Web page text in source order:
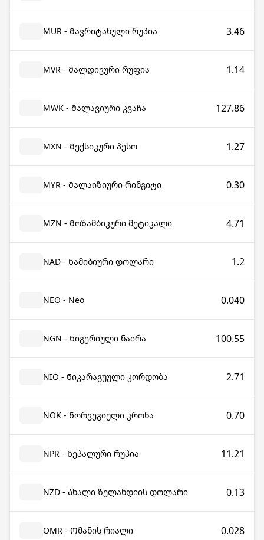
MUR - Მავრიტანული რუპია 3.46
MVR - Მალდივური რუფია 1.14
MWK - Მალავიური კვაჩა 127.86
MXN - Მექსიკური პესო 1.27
MYR - Მალაიზიური რინგიტი 0.30
MZN - Მოზამბიკური მეტიკალი 4.71
NAD - Ნამიბიური დოლარი 1.2
NEO - Neo 0.040
NGN - Ნიგერიული ნაირა 100.55
NIO - Ნიკარაგუული კორდობა 2.71
NOK - Ნორვეგიული კრონა 0.70
NPR - Ნეპალური რუპია 11.21
NZD - Ახალი ზელანდიის დოლარი 0.13
OMR - Ომანის რიალი 0.028